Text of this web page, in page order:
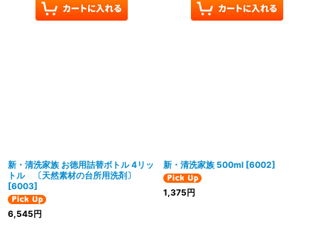
新・清洗家族 お徳用詰替ボトル 4リッ
トル 〔天然素材の台所用洗剤〕
[6003]
6,545円
新・清洗家族 500ml [6002]
1,375円